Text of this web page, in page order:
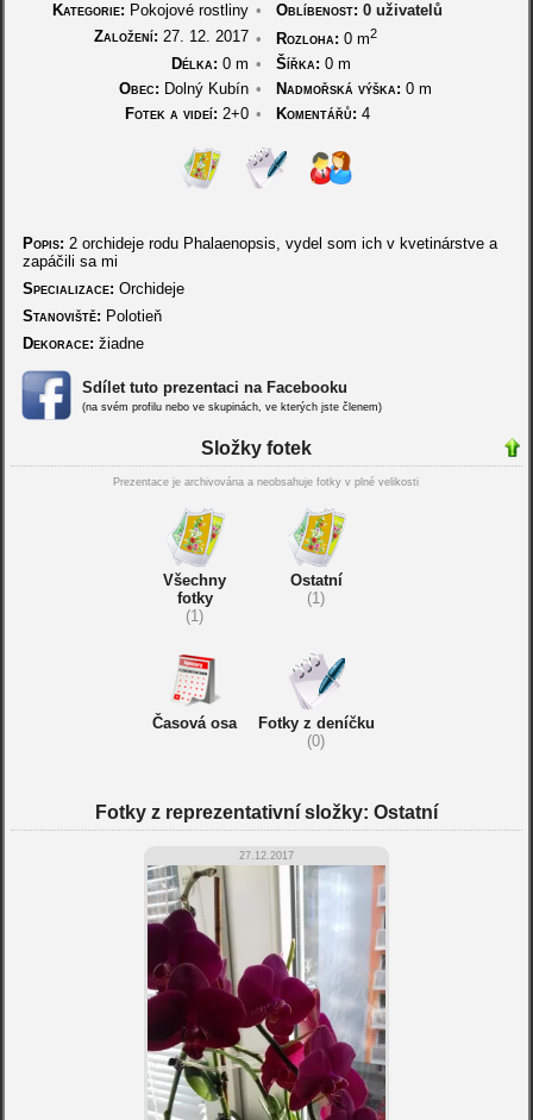
Kategorie: Pokojové rostliny • Oblíbenost: 0 uživatelů
Založení: 27. 12. 2017 • Rozloha: 0 m2
Délka: 0 m • Šířka: 0 m
Obec: Dolný Kubín • Nadmořská výška: 0 m
Fotek a videí: 2+0 • Komentářů: 4
Popis: 2 orchideje rodu Phalaenopsis, vydel som ich v kvetinárstve a
zapáčili sa mi
Specializace: Orchideje
Stanoviště: Polotieň
Dekorace: žiadne
Sdílet tuto prezentaci na Facebooku
(na svém profilu nebo ve skupinách, ve kterých jste členem)
Složky fotek
Prezentace je archivována a neobsahuje fotky v plné velikosti
Všechny
fotky
(1)
Ostatní
(1)
Časová osa
Fotky z deníčku
(0)
Fotky z reprezentativní složky: Ostatní
27.12.2017